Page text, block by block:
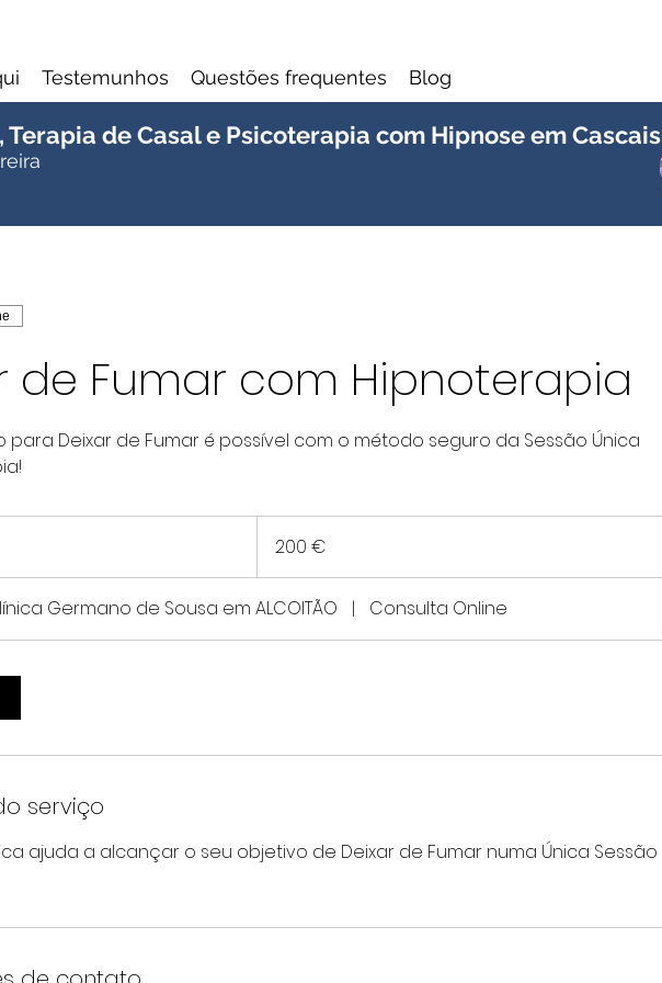
Testemunhos Questões frequentes Blog
de Casal e Psicoterapia com Hipnose em Cascais
de Fumar com Hipnoterapia
para Deixar de Fumar é possível com o método seguro da Sessão Única
200 €
Germano de Sousa em ALCOITÃO | Consulta Online
serviço
ajuda a alcançar o seu objetivo de Deixar de Fumar numa Única Sessão